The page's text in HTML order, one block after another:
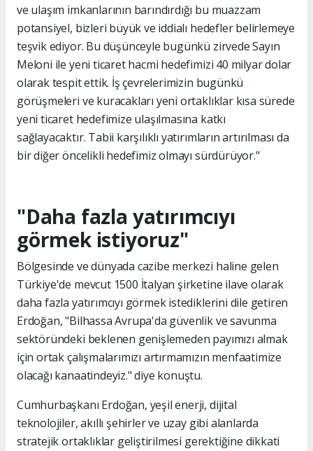
ve ulaşım imkanlarının barındırdığı bu muazzam
potansiyel, bizleri büyük ve iddialı hedefler belirlemeye
teşvik ediyor. Bu düşünceyle bugünkü zirvede Sayın
Meloni ile yeni ticaret hacmi hedefimizi 40 milyar dolar
olarak tespit ettik. İş çevrelerimizin bugünkü
görüşmeleri ve kuracakları yeni ortaklıklar kısa sürede
yeni ticaret hedefimize ulaşılmasına katkı
sağlayacaktır. Tabii karşılıklı yatırımların artırılması da
bir diğer öncelikli hedefimiz olmayı sürdürüyor."
"Daha fazla yatırımcıyı
görmek istiyoruz"
Bölgesinde ve dünyada cazibe merkezi haline gelen
Türkiye'de mevcut 1500 İtalyan şirketine ilave olarak
daha fazla yatırımcıyı görmek istediklerini dile getiren
Erdoğan, "Bilhassa Avrupa'da güvenlik ve savunma
sektöründeki beklenen genişlemeden payımızı almak
için ortak çalışmalarımızı artırmamızın menfaatimize
olacağı kanaatindeyiz." diye konuştu.
Cumhurbaşkanı Erdoğan, yeşil enerji, dijital
teknolojiler, akıllı şehirler ve uzay gibi alanlarda
stratejik ortaklıklar geliştirilmesi gerektiğine dikkati